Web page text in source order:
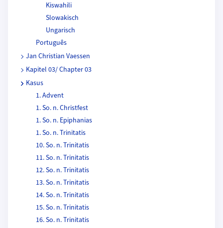
Kiswahili
Slowakisch
Ungarisch
Português
Jan Christian Vaessen
Kapitel 03/ Chapter 03
Kasus
1. Advent
1. So. n. Christfest
1. So. n. Epiphanias
1. So. n. Trinitatis
10. So. n. Trinitatis
11. So. n. Trinitatis
12. So. n. Trinitatis
13. So. n. Trinitatis
14. So. n. Trinitatis
15. So. n. Trinitatis
16. So. n. Trinitatis